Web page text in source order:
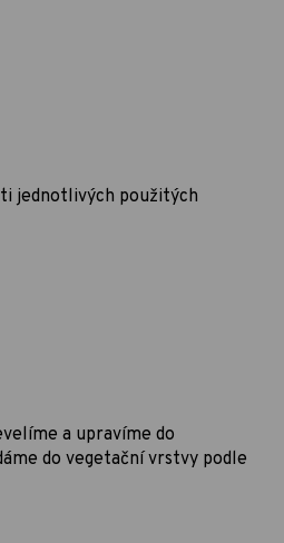
jednotlivých použitých
a upravíme do
do vegetační vrstvy podle